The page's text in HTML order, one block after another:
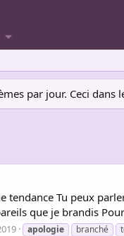
par jour. Ceci
tendance Tu peux
que je brandis
apologie branché